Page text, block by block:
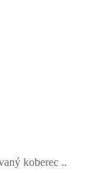
koberec ..